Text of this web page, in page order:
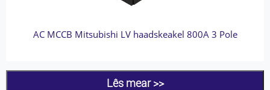
AC MCCB Mitsubishi LV haadskeakel 800A 3 Pole
Lês mear >>